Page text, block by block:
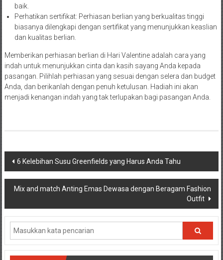
baik.
Perhatikan sertifikat: Perhiasan berlian yang berkualitas tinggi
biasanya dilengkapi dengan sertifikat yang menunjukkan keaslian
dan kualitas berlian.
Memberikan perhiasan berlian di Hari Valentine adalah cara yang
indah untuk menunjukkan cinta dan kasih sayang Anda kepada
pasangan. Pilihlah perhiasan yang sesuai dengan selera dan budget
Anda, dan berikanlah dengan penuh ketulusan. Hadiah ini akan
menjadi kenangan indah yang tak terlupakan bagi pasangan Anda.
Navigasi
pos
6 Kelebihan Susu Greenfields yang Harus Anda Tahu
Mix and match Anting Emas Dewasa dengan Beragam Fashion
Outfit